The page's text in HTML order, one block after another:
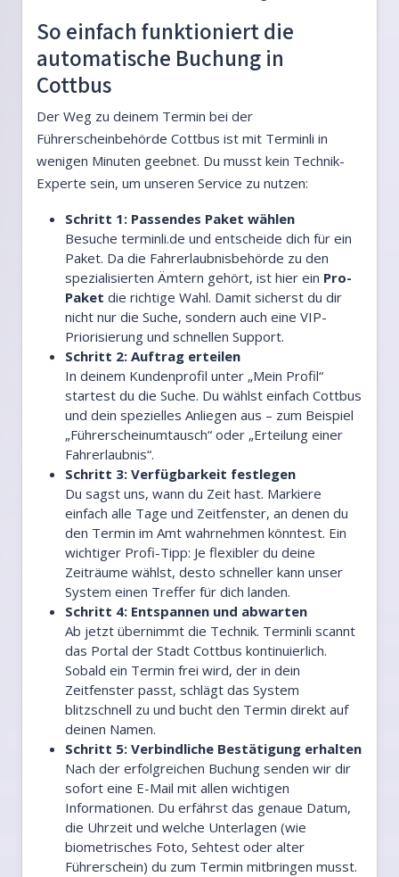
So einfach funktioniert die
automatische Buchung in
Cottbus
Der Weg zu deinem Termin bei der
Führerscheinbehörde Cottbus ist mit Terminli in
wenigen Minuten geebnet. Du musst kein Technik-
Experte sein, um unseren Service zu nutzen:
Schritt 1: Passendes Paket wählen
Besuche terminli.de und entscheide dich für ein
Paket. Da die Fahrerlaubnisbehörde zu den
spezialisierten Ämtern gehört, ist hier ein Pro-
Paket die richtige Wahl. Damit sicherst du dir
nicht nur die Suche, sondern auch eine VIP-
Priorisierung und schnellen Support.
Schritt 2: Auftrag erteilen
In deinem Kundenprofil unter „Mein Profil“
startest du die Suche. Du wählst einfach Cottbus
und dein spezielles Anliegen aus – zum Beispiel
„Führerscheinumtausch“ oder „Erteilung einer
Fahrerlaubnis“.
Schritt 3: Verfügbarkeit festlegen
Du sagst uns, wann du Zeit hast. Markiere
einfach alle Tage und Zeitfenster, an denen du
den Termin im Amt wahrnehmen könntest. Ein
wichtiger Profi-Tipp: Je flexibler du deine
Zeiträume wählst, desto schneller kann unser
System einen Treffer für dich landen.
Schritt 4: Entspannen und abwarten
Ab jetzt übernimmt die Technik. Terminli scannt
das Portal der Stadt Cottbus kontinuierlich.
Sobald ein Termin frei wird, der in dein
Zeitfenster passt, schlägt das System
blitzschnell zu und bucht den Termin direkt auf
deinen Namen.
Schritt 5: Verbindliche Bestätigung erhalten
Nach der erfolgreichen Buchung senden wir dir
sofort eine E-Mail mit allen wichtigen
Informationen. Du erfährst das genaue Datum,
die Uhrzeit und welche Unterlagen (wie
biometrisches Foto, Sehtest oder alter
Führerschein) du zum Termin mitbringen musst.